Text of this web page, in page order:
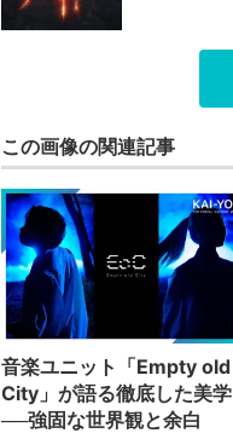
この画像の関連記事
音楽ユニット「Empty old
City」が語る徹底した美学
──強固な世界観と余白